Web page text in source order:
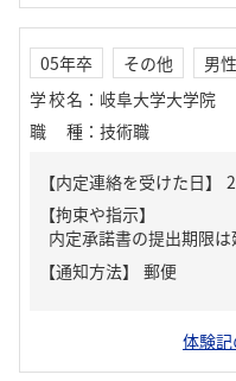
05年卒 その他
男性
学校名 ： 岐阜大学大学院
職種 ： 技術職
【内定連絡を受けた日】
【拘束や指示】
内定承諾書の提出期限は
【通知方法】
郵便
体験